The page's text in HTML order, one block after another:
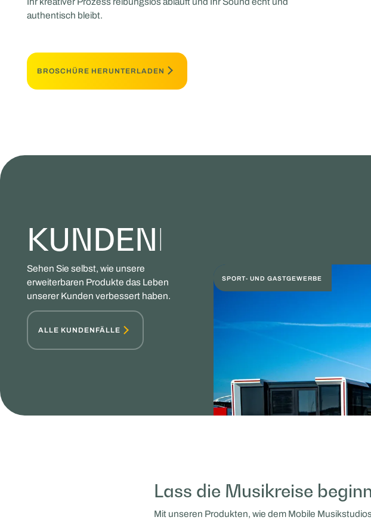
authentisch bleibt.
BROSCHÜRE HERUNTERLADEN
KUNDENBEISPIELE
Sehen Sie selbst, wie unsere
erweiterbaren Produkte das Leben
unserer Kunden verbessert haben.
ALLE KUNDENFÄLLE
SPORT- UND GASTGEWERBE
Lass die Musikreise
Mit unseren Produkten, wie dem Mobile